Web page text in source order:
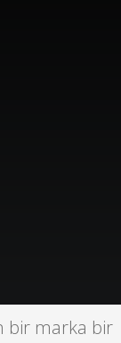
bir marka bir